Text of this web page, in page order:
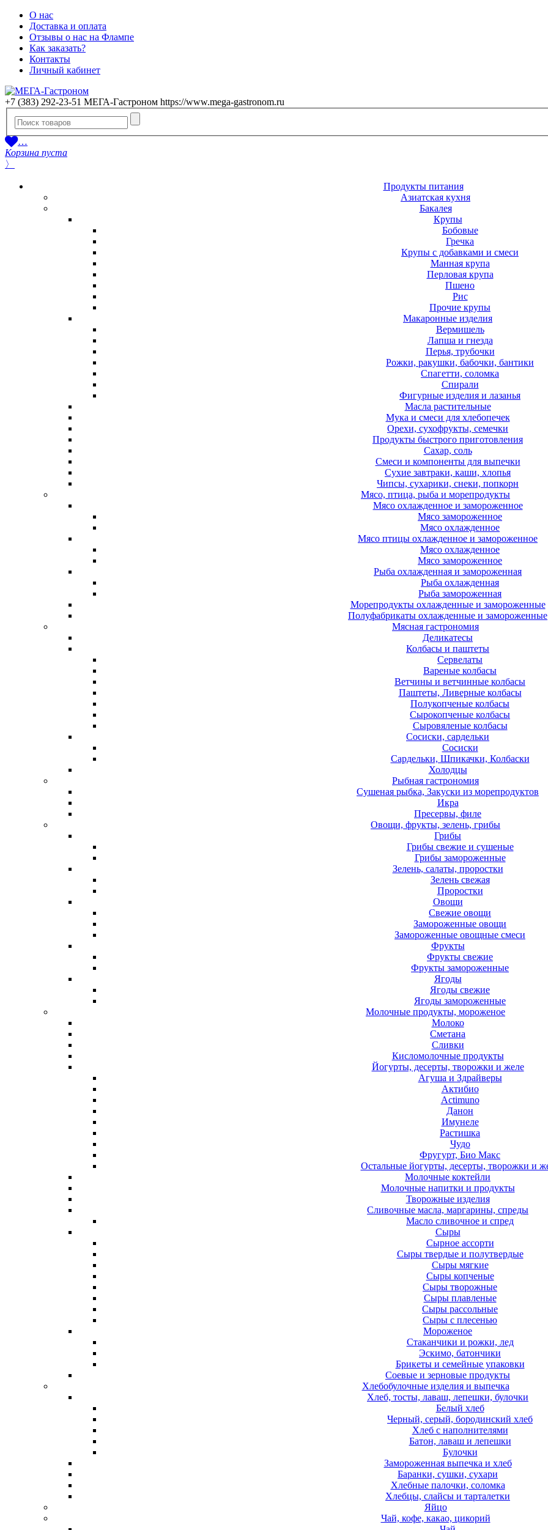
О нас
Доставка и оплата
Отзывы о нас на Флампе
Как заказать?
Контакты
Личный кабинет
+7 (383) 292-23-51 МЕГА-Гастроном https://www.mega-gastronom.ru
…
Корзина пуста
〉
Продукты питания
Азиатская кухня
Бакалея
Крупы
Бобовые
Гречка
Крупы с добавками и смеси
Манная крупа
Перловая крупа
Пшено
Рис
Прочие крупы
Макаронные изделия
Вермишель
Лапша и гнезда
Перья, трубочки
Рожки, ракушки, бабочки, бантики
Спагетти, соломка
Спирали
Фигурные изделия и лазанья
Масла растительные
Мука и смеси для хлебопечек
Орехи, сухофрукты, семечки
Продукты быстрого приготовления
Сахар, соль
Смеси и компоненты для выпечки
Сухие завтраки, каши, хлопья
Чипсы, сухарики, снеки, попкорн
Мясо, птица, рыба и морепродукты
Мясо охлажденное и замороженное
Мясо замороженное
Мясо охлажденное
Мясо птицы охлажденное и замороженное
Мясо охлажденное
Мясо замороженное
Рыба охлажденная и замороженная
Рыба охлажденная
Рыба замороженная
Морепродукты охлажденные и замороженные
Полуфабрикаты охлажденные и замороженные
Мясная гастрономия
Деликатесы
Колбасы и паштеты
Сервелаты
Вареные колбасы
Ветчины и ветчинные колбасы
Паштеты, Ливерные колбасы
Полукопченые колбасы
Сырокопченые колбасы
Сыровяленые колбасы
Сосиски, сардельки
Сосиски
Сардельки, Шпикачки, Колбаски
Холодцы
Рыбная гастрономия
Сушеная рыбка, Закуски из морепродуктов
Икра
Пресервы, филе
Овощи, фрукты, зелень, грибы
Грибы
Грибы свежие и сушеные
Грибы замороженные
Зелень, салаты, проростки
Зелень свежая
Проростки
Овощи
Свежие овощи
Замороженные овощи
Замороженные овощные смеси
Фрукты
Фрукты свежие
Фрукты замороженные
Ягоды
Ягоды свежие
Ягоды замороженные
Молочные продукты, мороженое
Молоко
Сметана
Сливки
Кисломолочные продукты
Йогурты, десерты, творожки и желе
Агуша и Здрайверы
Актибио
Actimuno
Данон
Имунеле
Растишка
Чудо
Фругурт, Био Макс
Остальные йогурты, десерты, творожки и
Молочные коктейли
Молочные напитки и продукты
Творожные изделия
Сливочные масла, маргарины, спреды
Масло сливочное и спред
Сыры
Сырное ассорти
Сыры твердые и полутвердые
Сыры мягкие
Сыры копченые
Сыры творожные
Сыры плавленые
Сыры рассольные
Сыры с плесенью
Мороженое
Стаканчики и рожки, лед
Эскимо, батончики
Брикеты и семейные упаковки
Соевые и зерновые продукты
Хлебобулочные изделия и выпечка
Хлеб, тосты, лаваш, лепешки, булочки
Белый хлеб
Черный, серый, бородинский хлеб
Хлеб с наполнителями
Батон, лаваш и лепешки
Булочки
Замороженная выпечка и хлеб
Баранки, сушки, сухари
Хлебные палочки, соломка
Хлебцы, слайсы и тарталетки
Яйцо
Чай, кофе, какао, цикорий